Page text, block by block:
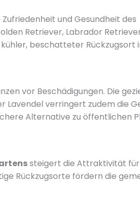
Zufriedenheit und Gesundheit des
Retriever, Labrador
beschatteter Rückzugsort
vor Beschädigungen. Die
Lavendel verringert zudem die
Alternative zu öffentlichen
steigert die Attraktivität für
Rückzugsorte fördern die